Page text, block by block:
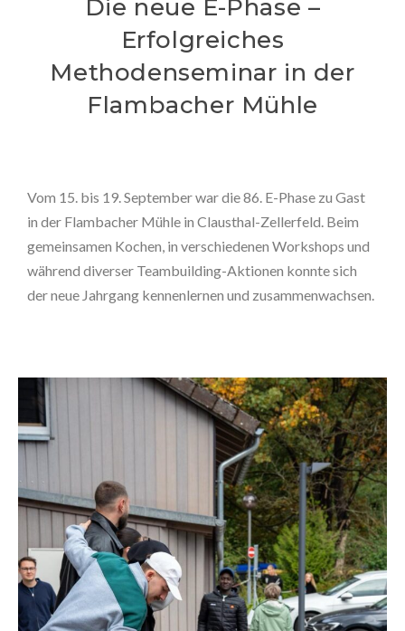
Die neue E-Phase –
Erfolgreiches
Methodenseminar in der
Flambacher Mühle
Vom 15. bis 19. September war die 86. E-Phase zu Gast
in der Flambacher Mühle in Clausthal-Zellerfeld. Beim
gemeinsamen Kochen, in verschiedenen Workshops und
während diverser Teambuilding-Aktionen konnte sich
der neue Jahrgang kennenlernen und zusammenwachsen.